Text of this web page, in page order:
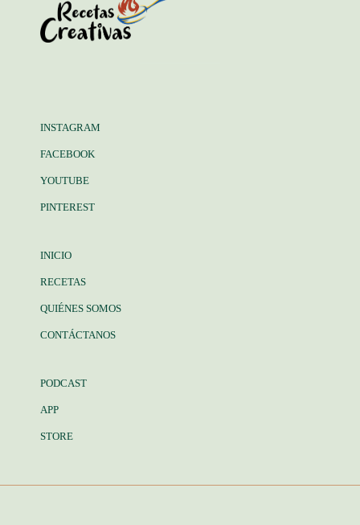
INSTAGRAM
FACEBOOK
YOUTUBE
PINTEREST
INICIO
RECETAS
QUIÉNES SOMOS
CONTÁCTANOS
PODCAST
APP
STORE